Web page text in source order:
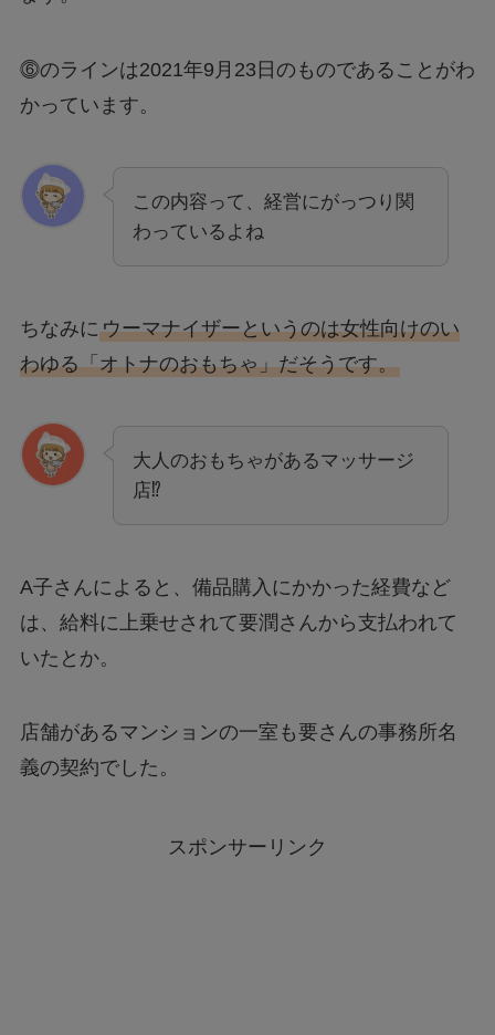
⓺のラインは2021年9月23日のものであることがわ
かっています。
この内容って、経営にがっつり関
わっているよね
ちなみにウーマナイザーというのは女性向けのい
わゆる「オトナのおもちゃ」だそうです。
大人のおもちゃがあるマッサージ
店⁉
A子さんによると、備品購入にかかった経費など
は、給料に上乗せされて要潤さんから支払われて
いたとか。
店舗があるマンションの一室も要さんの事務所名
義の契約でした。
スポンサーリンク